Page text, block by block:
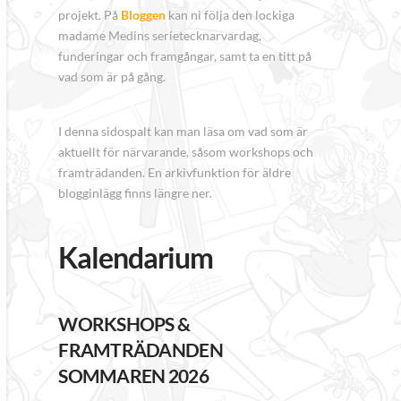
projekt. På Bloggen kan ni följa den lockiga
madame Medins serietecknarvardag,
funderingar och framgångar, samt ta en titt på
vad som är på gång.
I denna sidospalt kan man läsa om vad som är
aktuellt för närvarande, såsom workshops och
framträdanden. En arkivfunktion för äldre
blogginlägg finns längre ner.
Kalendarium
WORKSHOPS &
FRAMTRÄDANDEN
SOMMAREN 2026